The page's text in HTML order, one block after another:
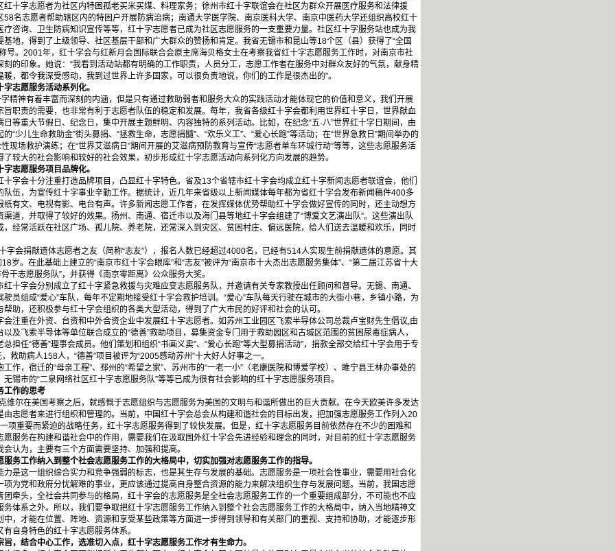
红十字志愿者为社区内特困孤老买米买煤、料理家务；徐州市红十字联谊会在社区为群众开展医疗服务和法律援
58名志愿者帮助辖区内的特困户开展防病治病；南通大学医学院、南京医科大学、南京中医药大学还组织高校红十
疗咨询、卫生防病知识宣传等等，红十字志愿者已成为社区志愿服务的一支重要力量。社区红十字服务站也成为我
地，得到了上级领导、社区基层干部和广大群众的赞扬和肯定。我省无锡市和昆山等18个区（县）获得了“全国
号。2001年，红十字会与红新月会国际联合会原主席海贝格女士在考察我省红十字志愿服务工作时，对南京市社
的印象。她说：“我看到活动站都有明确的工作职责，人员分工，志愿工作者在服务中对群众友好的气氛，献身精
，都令我深受感动，我到过世界上许多国家，可以很负责地说，你们的工作是很杰出的”。
愿服务活动系列化。
神有着丰富而深刻的内涵，但是只有通过救助弱者和服务大众的实践活动才能体现它的价值和意义，我们开展
旨职责的需要，也非常有利于志愿者队伍的稳定和发展。每年，我省各级红十字会都利用世界红十字日，世界献血
等重大节假日、纪念日，集中开展主题鲜明、内容独特的系列活动。比如，在纪念“五·八”世界红十字日期间，由
“少儿生命救助金”街头募捐、“拯救生命，志愿捐髓”、“欢乐义工”、“爱心长跑”等活动；在“世界急救日”期间举办的
现场救护演练；在“世界艾滋病日”期间开展的艾滋病预防教育与宣传“志愿者单车环城行动”等等，这些志愿服务活
较大的社会影响和较好的社会效果，初步形成红十字志愿活动向系列化方向发展的趋势。
愿服务项目品牌化。
会十分注重打造品牌项目，凸显红十字特色。省及13个省辖市红十字会均成立红十字新闻志愿者联谊会，他们
队伍，为宣传红十字事业辛勤工作。据统计，近几年来省级以上新闻媒体每年都为省红十字会发布新闻稿件400多
纸有文、电视有影、电台有声。许多新闻志愿工作者，在发挥媒体优势帮助红十字会做好宣传的同时，还主动想方
道，并取得了较好的效果。扬州、南通、宿迁市以及海门县等地红十字会组建了“博爱文艺演出队”。这些演出队
，经常活跃在社区广场、孤儿院、养老院，还常深入到灾区、贫困村庄、偏远医院，给人们送去温暖和欢乐，同时
捐献遗体志愿者之友（简称“志友”），报名人数已经超过4000名，已经有514人实现生前捐献遗体的意愿。其
岁。在此基础上建立的“南京市红十字会眼库”和“志友”被评为“南京市十大杰出志愿服务集体”、“第二届江苏省十大
干志愿服务队”，并获得《南京零距离》公众服务大奖。
字会分别成立了红十字紧急救援与灾难应变志愿服务队，并邀请有关专家教授出任顾问和督导。无锡、南通、
员组成“爱心”车队，每年不定期地接受红十字会救护培训。“爱心”车队每天行驶在城市的大街小巷，乡镇小路，为
助，还积极参与红十字会组织的各类大型活动，得到了广大市民的好评和社会的认可。
重在外资、台资和中外合资企业中发展红十字志愿者。如苏州工业园区飞索半导体公司总裁卢宝财先生倡议,由
及飞索半导体等单位联合成立的“德善”救助项目，募集资金专门用于救助园区和古城区范围的贫困尿毒症病人，
担任“德善”理事会成员。他们策划和组织“书画义卖”、“爱心长跑”等大型募捐活动”，捐款全部交给红十字会用于专
救助病人158人，“德善”项目被评为“2005感动苏州”十大好人好事之一。
，宿迁的“母亲工程”、邳州的“希望之家”、苏州市的“一老一小”（老康医院和博爱学校）、睢宁县王林办事处的
锡市的“二泉网络社区红十字志愿服务队”等等已成为很有社会影响的红十字志愿服务项目。
作的思考
在美国考察之后，就感慨于志愿组织与志愿服务为美国的文明与和谐所做出的巨大贡献。在今天欧美许多发达
由志愿者来进行组织和管理的。当前，中国红十字会总会从构建和谐社会的目标出发，把加强志愿服务工作列入20
重要而紧迫的战略任务，红十字志愿服务得到了较快发展。但是，红十字志愿服务目前依然存在不少的困难和
愿服务在构建和谐社会中的作用，需要我们在汲取国外红十字会先进经验和理念的同时，对目前的红十字志愿服务
认为，主要有三个方面需要坚持、加强和提高。
工作纳入到整个社会志愿服务工作的大格局中，切实加强对志愿服务工作的指导。
这一组织综合实力和竞争强弱的标志，也是其生存与发展的基础。志愿服务是一项社会性事业，需要用社会化
项为党和政府分忧解难的事业，更应该通过提高自身整合资源的能力来解决组织生存与发展问题。当前，我国志愿
团牵头，全社会共同参与的格局，红十字会的志愿服务是全社会志愿服务工作的一个重要组成部分，不可能也不应
务体系之外。所以，我们要争取把红十字志愿服务工作纳入到整个社会志愿服务工作的大格局中，纳入当地精神文
中，才能在位置、阵地、资源和享受某些政策等方面进一步得到领导和有关部门的重视、支持和协助，才能逐步形
自身特色的红十字志愿服务体系。
结合中心工作，选准切入点，红十字志愿服务工作才有生命力。